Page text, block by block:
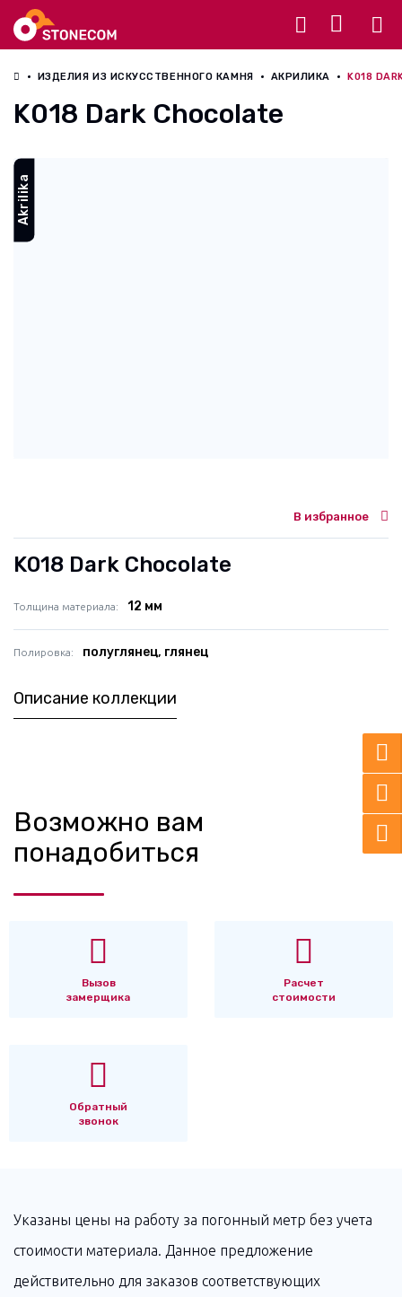
ИЗДЕЛИЯ ИЗ ИСКУССТВЕННОГО КАМНЯ АКРИЛИКА K018
K018 Dark Chocolate
Akrilika
В избранное
K018 Dark Chocolate
Толщина материала 12 мм
Полировка полуглянец, глянец
Описание коллекции
Возможно вам
понадобиться
Вызов
замерщика
Расчет
стоимости
Обратный
звонок
Указаны цены на работу за погонный метр без учета
стоимости материала. Данное предложение
действительно для заказов соответствующих